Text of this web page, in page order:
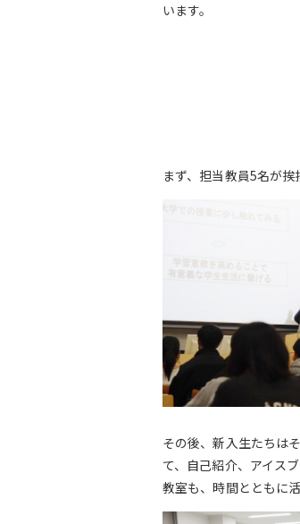
います。
まず、担当教員5名が
その後、新入生たちは
て、自己紹介、アイス
教室も、時間とともに